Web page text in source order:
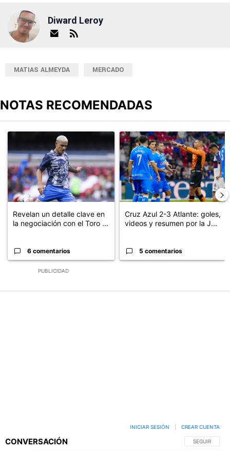
Diward Leroy
MATIAS ALMEYDA MERCADO
NOTAS RECOMENDADAS
PUBLICIDAD
Un artículo de tendencia con el título "Revelan un detalle clave
Revelan un detalle clave en
la negociación con el Toro ...
6 comentarios
Un artículo de tendencia con el
Cruz Azul 2-3 Atlante: goles,
videos y resumen por la J...
5 comentarios
CONVERSACIÓN SIGA ESTA
SEGUIR
INICIAR SESIÓN CREAR CUENTA